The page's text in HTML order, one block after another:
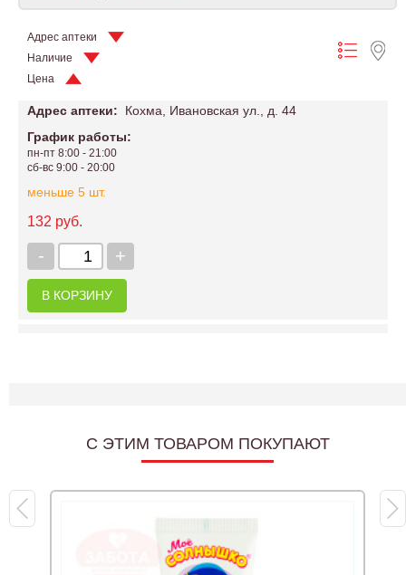
Адрес аптеки
Наличие
Цена
Адрес аптеки:
Кохма, Ивановская ул., д. 44
График работы:
пн-пт 8:00 - 21:00
сб-вс 9:00 - 20:00
меньше 5 шт.
132 руб.
+
-
В КОРЗИНУ
C ЭТИМ ТОВАРОМ ПОКУПАЮТ